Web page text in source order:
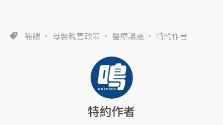
哺餵 母嬰親善政策 醫療議題 特約作者
特約作者